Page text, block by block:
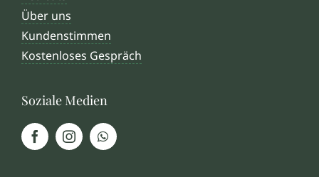
Über uns
Kundenstimmen
Kostenloses Gespräch
Soziale Medien